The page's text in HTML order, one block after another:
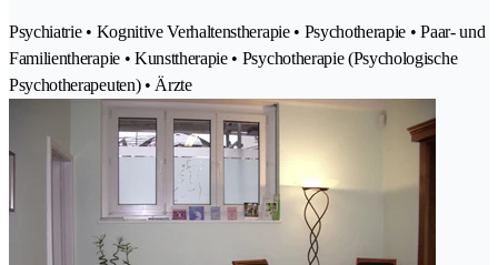
Psychiatrie • Kognitive Verhaltenstherapie • Psychotherapie • Paar- und
Familientherapie • Kunsttherapie • Psychotherapie (Psychologische
Psychotherapeuten) • Ärzte